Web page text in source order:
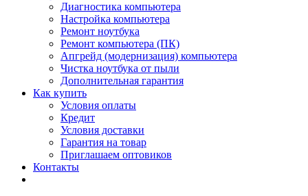
Диагностика компьютера
Настройка компьютера
Ремонт ноутбука
Ремонт компьютера (ПК)
Апгрейд (модернизация) компьютера
Чистка ноутбука от пыли
Дополнительная гарантия
Как купить
Условия оплаты
Кредит
Условия доставки
Гарантия на товар
Приглашаем оптовиков
Контакты